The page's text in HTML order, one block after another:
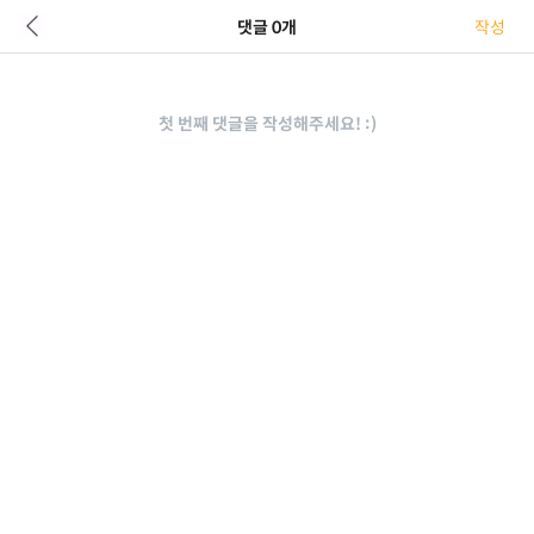
댓글 0개 작성
첫 번째 댓글을 작성해주세요! :)